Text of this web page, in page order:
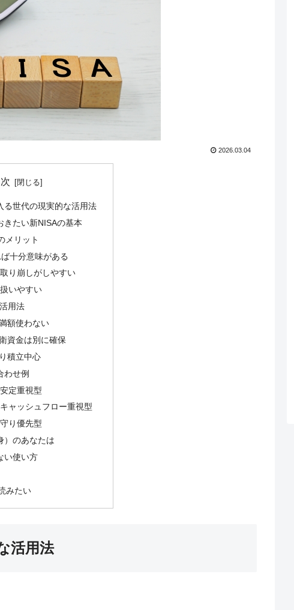
2026.03.04
る世代の現実的な活用法
きたい新NISAの基本
メリット
十分意味がある
り崩しがしやすい
いやすい
用法
額使わない
資金は別に確保
積立中心
わせ例
定重視型
ャッシュフロー重視型
り優先型
）のあなたは
い使い方
みたい
活用法